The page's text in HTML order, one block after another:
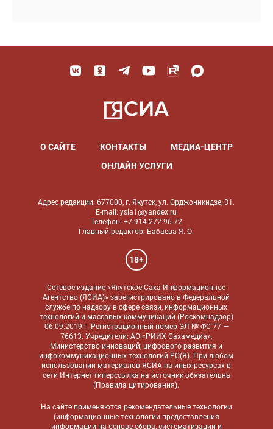
О САЙТЕ КОНТАКТЫ
МЕДИА-ЦЕНТР
ОНЛАЙН УСЛУГИ
Адрес редакции: 677000, г. Якутск, ул. Орджоникидзе, 31.
E-mail: ysia1@yandex.ru
Телефон: +7-914-272-96-72
Главный редактор: Бабаева Я. О.
18+
Сетевое издание «Якутское-Саха Информационное
Агентство (ЯСИА)» зарегистрировано в Федеральной
службе по надзору в сфере связи, информационных
технологий и массовых коммуникаций (Роскомнадзор)
06.09.2019 г. Регистрационный номер ЭЛ № ФС 77 —
76613. Учредители: АО «РИИХ Сахамедиа»,
Министерство инноваций, цифрового развития и
инфокоммуникационных технологий РС(Я). При любом
использовании материалов ЯСИА на иных ресурсах в
сети Интернет гиперссылка на источник обязательна
(Правила цитирования).
На сайте применяются рекомендательные технологии
(информационные технологии предоставления
информации на основе сбора, систематизации и